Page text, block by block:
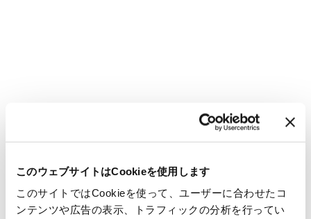
このウェブサイトはCookieを使用します
このサイトではCookieを使って、ユーザーに合わせたコ
ンテンツや広告の表示、トラフィックの分析を行ってい